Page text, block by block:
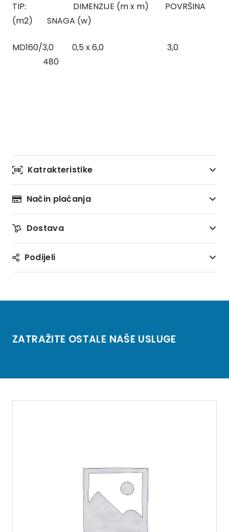
TIP: DIMENZIJE (m x m) POVRŠINA
(m2) SNAGA (w)
MD160/3,0 0,5 x 6,0 3,0
480
Katrakteristike
Način plaćanja
Dostava
Podijeli
ZATRAŽITE OSTALE NAŠE USLUGE